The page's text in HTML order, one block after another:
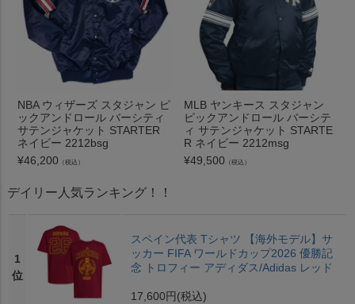
NBA ウィザーズ スタジャン ピ
ックアンドロール バーシティ
サテンジャケット STARTER
ネイビー 2212bsg
¥46,200 （税込）
MLB ヤンキース スタジャン
ピックアンドロール バーシテ
ィ サテンジャケット STARTE
R ネイビー 2212msg
¥49,500 （税込）
デイリー人気ランキング！！
1
位
スペイン代表 Tシャツ 【海外モデル】サ
ッカー FIFA ワールドカップ2026 優勝記
念 トロフィー アディダス/Adidas レッド
17,600円 (税込)